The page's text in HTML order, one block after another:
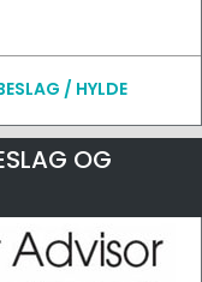
/ HYLDE
OG